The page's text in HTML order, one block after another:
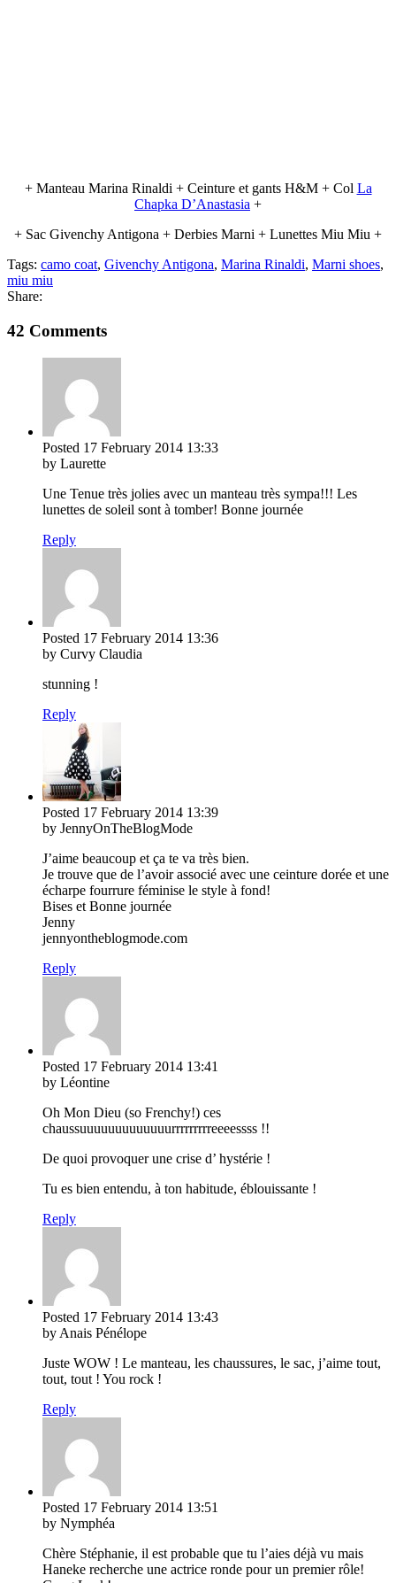
+ Manteau Marina Rinaldi + Ceinture et gants H&M + Col La
Chapka D’Anastasia +
+ Sac Givenchy Antigona + Derbies Marni + Lunettes Miu Miu +
Tags: camo coat, Givenchy Antigona, Marina Rinaldi, Marni shoes,
miu miu
Share:
42 Comments
Posted 17 February 2014 13:33
by Laurette
Une Tenue très jolies avec un manteau très sympa!!! Les
lunettes de soleil sont à tomber! Bonne journée
Reply
Posted 17 February 2014 13:36
by Curvy Claudia
stunning !
Reply
Posted 17 February 2014 13:39
by JennyOnTheBlogMode
J’aime beaucoup et ça te va très bien.
Je trouve que de l’avoir associé avec une ceinture dorée et une
écharpe fourrure féminise le style à fond!
Bises et Bonne journée
Jenny
jennyontheblogmode.com
Reply
Posted 17 February 2014 13:41
by Léontine
Oh Mon Dieu (so Frenchy!) ces
chaussuuuuuuuuuuuuurrrrrrrrreeeessss !!
De quoi provoquer une crise d’ hystérie !
Tu es bien entendu, à ton habitude, éblouissante !
Reply
Posted 17 February 2014 13:43
by Anais Pénélope
Juste WOW ! Le manteau, les chaussures, le sac, j’aime tout,
tout, tout ! You rock !
Reply
Posted 17 February 2014 13:51
by Nymphéa
Chère Stéphanie, il est probable que tu l’aies déjà vu mais
Haneke recherche une actrice ronde pour un premier rôle!